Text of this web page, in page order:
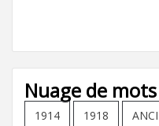
Nuage de mots
1914 1918